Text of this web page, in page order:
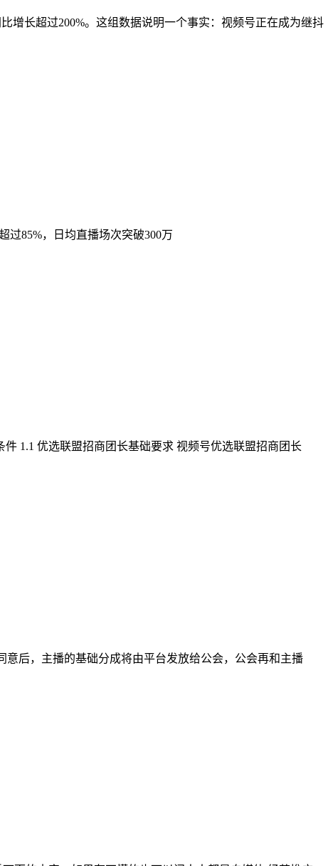
增长超过200%。这组数据说明一个事实：视频号正在成为继抖
过85%，日均直播场次突破300万
1.1 优选联盟招商团长基础要求 视频号优选联盟招商团长
后，主播的基础分成将由平台发放给公会，公会再和主播